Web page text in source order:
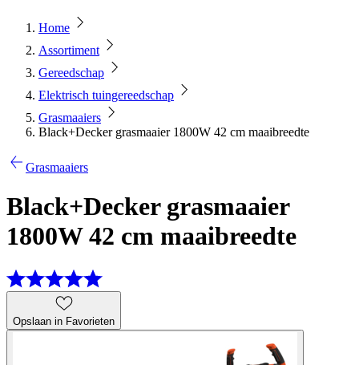
Home
Assortiment
Gereedschap
Elektrisch tuingereedschap
Grasmaaiers
Black+Decker grasmaaier 1800W 42 cm maaibreedte
Grasmaaiers
Black+Decker grasmaaier
1800W 42 cm maaibreedte
Opslaan in Favorieten